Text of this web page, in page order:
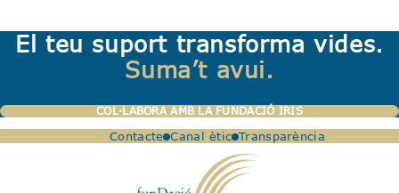
El teu suport transforma vides.
Suma’t avui.
COL·LABORA AMB LA FUNDACIÓ IRIS
Contacte Canal ètic Transparència